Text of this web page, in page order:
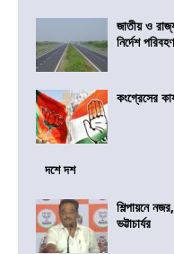
জাতীয় ও
নির্দেশ
কংগ্রেসের
দশে দশ
শিল্পায়নে
ভট্টাচার্যর